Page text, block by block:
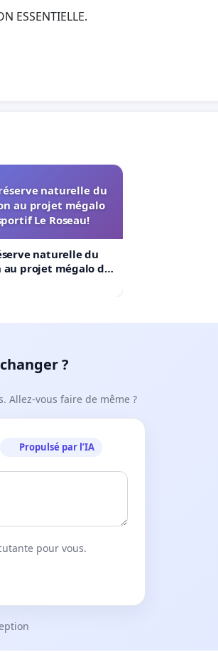
naturelle du
au projet mégalo
Le Roseau!
naturelle du
au projet mégalo du
?
Allez-vous faire de même ?
Propulsé par l’IA
pour vous.